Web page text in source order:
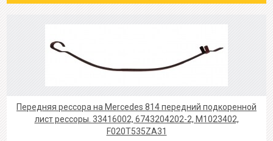
Передняя рессора на Mercedes 814 передний подкоренной
лист рессоры. 33416002, 6743204202-2, M1023402,
F020T535ZA31